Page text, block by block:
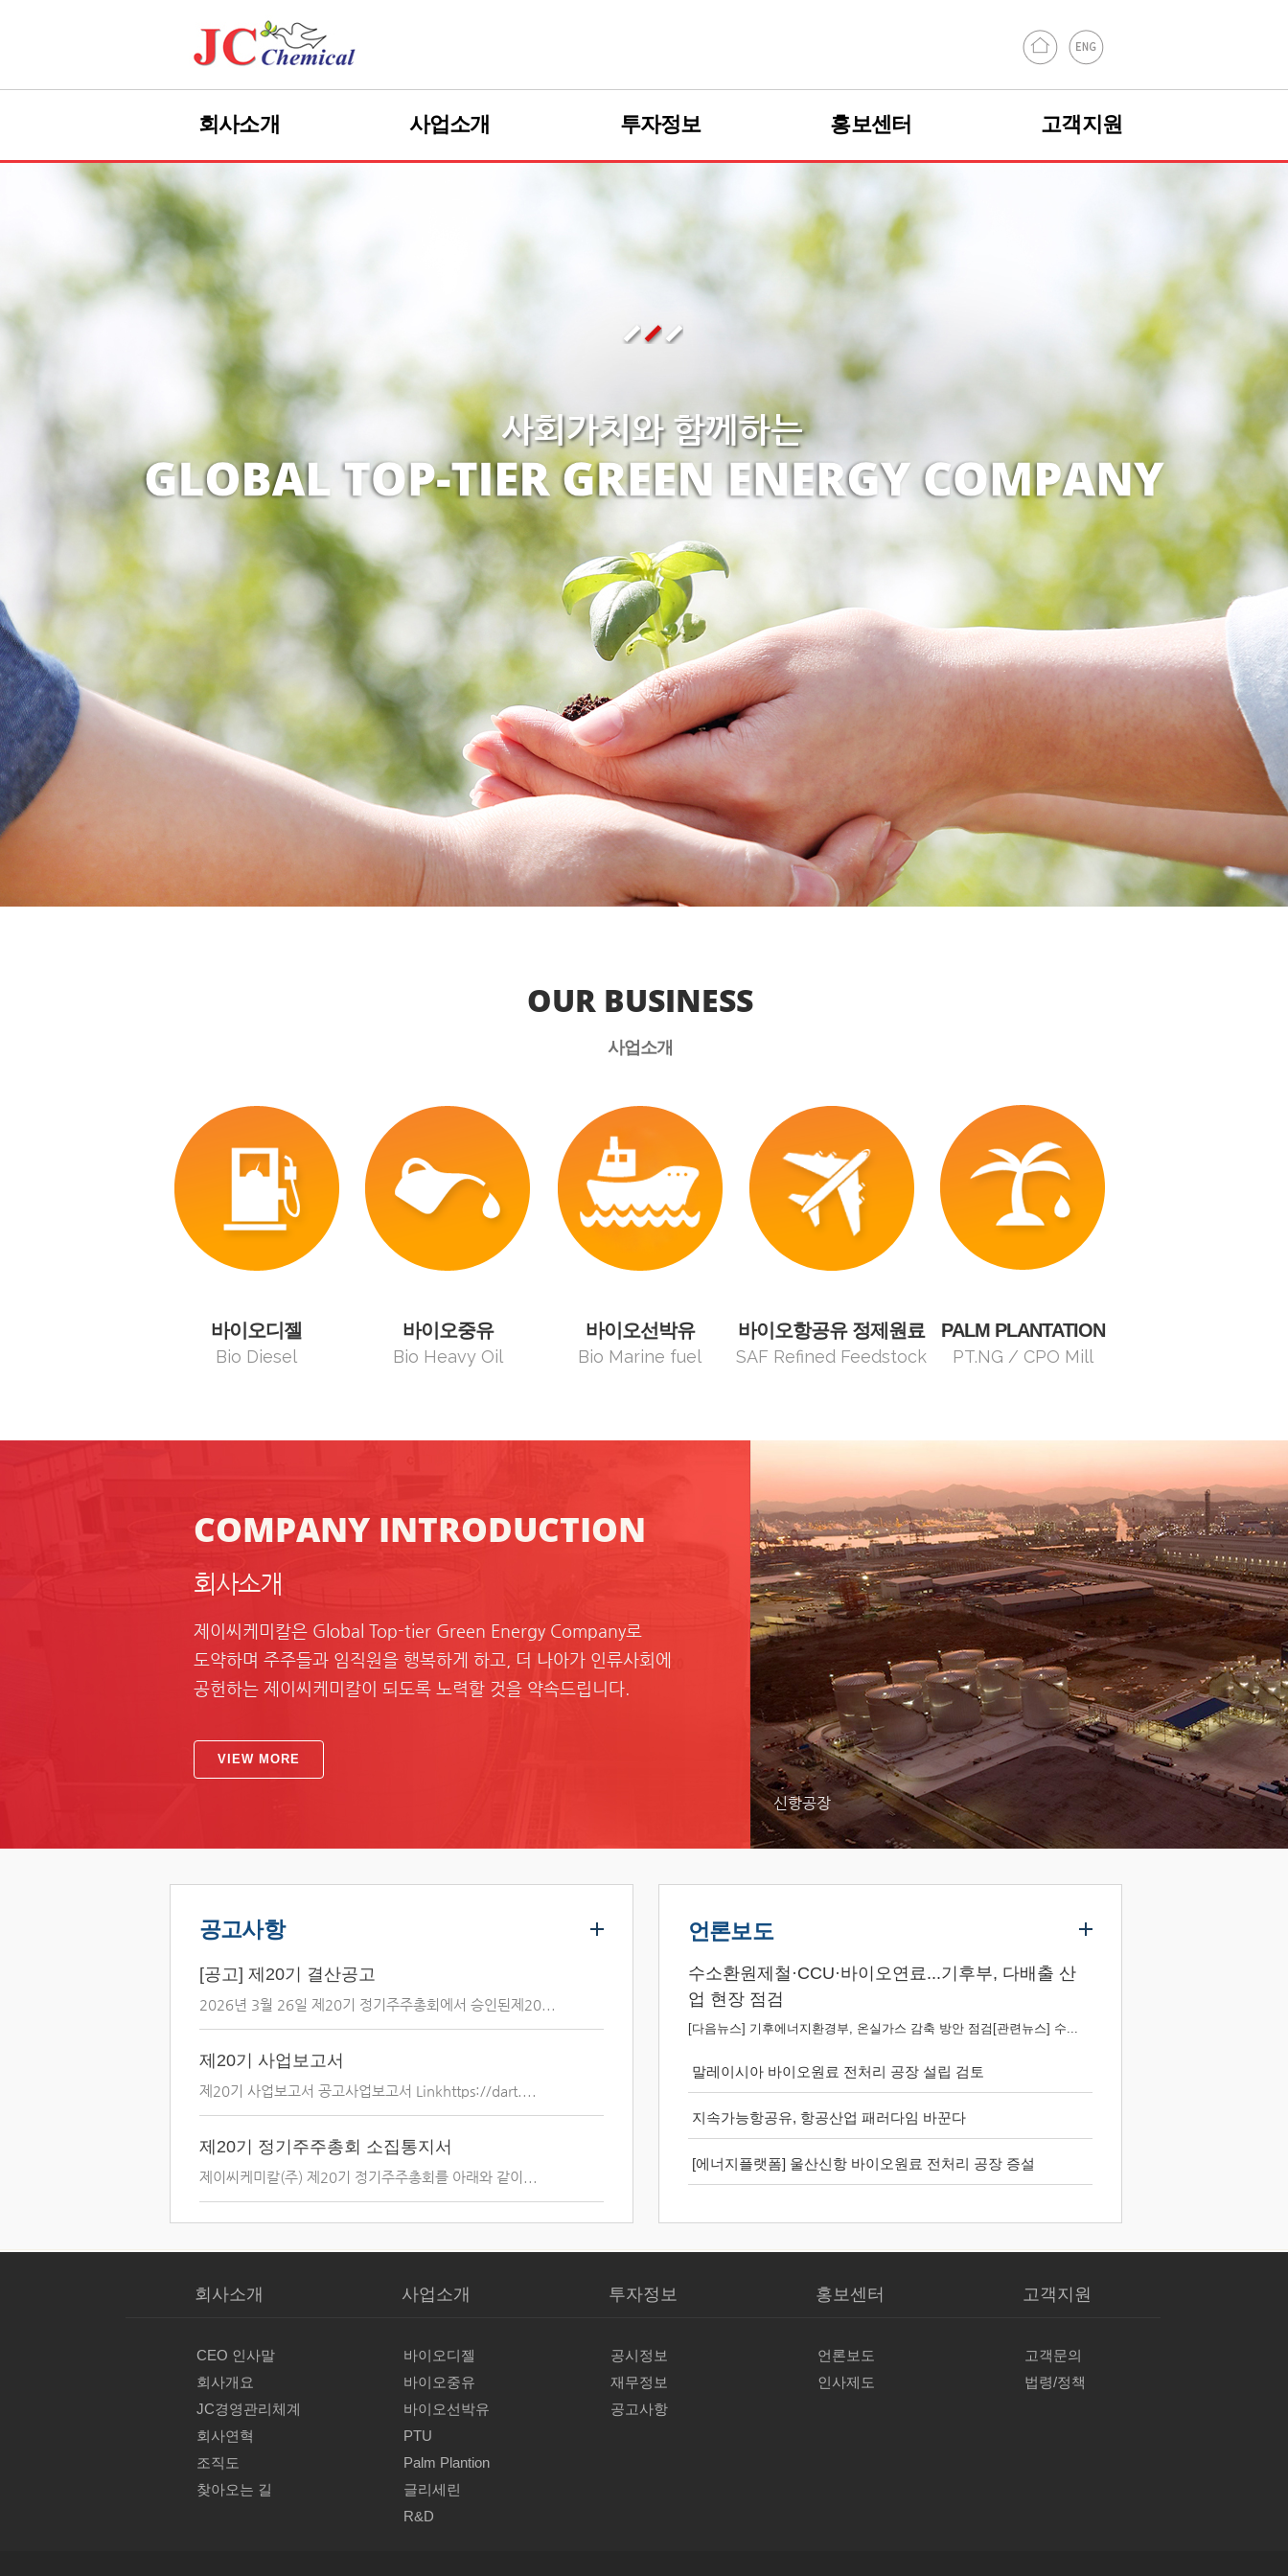
COMPANY INTRODUCTION
회사소개
제이씨케미칼은 Global Top-tier Green Energy Company로
도약하며 주주들과 임직원을 행복하게 하고, 더 나아가 인류사회에
공헌하는 제이씨케미칼이 되도록 노력할 것을 약속드립니다.
VIEW MORE
신항공장
OUR BUSINESS
사업소개
바이오디젤
Bio Diesel
바이오중유
Bio Heavy Oil
바이오선박유
Bio Marine fuel
바이오항공유 정제원료
SAF Refined Feedstock
PALM PLANTATION
PT.NG / CPO Mill
사회가치와 함께하는
회사소개
CEO 인사말
회사개요
JC경영관리체계
회사연혁
조직도
찾아오는 길
사업소개
R&D
투자정보
공고사항
홍보센터
인사제도
고객지원
공고사항
[공고] 제20기 결산공고
2026년 3월 26일 제20기 정기주주총회에서 승인된제20...
제20기 사업보고서
제20기 사업보고서 공고사업보고서 Linkhttps://dart....
제20기 정기주주총회 소집통지서
제이씨케미칼(주) 제20기 정기주주총회를 아래와 같이...
언론보도
수소환원제철·CCU·바이오연료...기후부, 다배출 산
업 현장 점검
[다음뉴스] 기후에너지환경부, 온실가스 감축 방안 점검[관련뉴스] 수...
말레이시아 바이오원료 전처리 공장 설립 검토
지속가능항공유, 항공산업 패러다임 바꾼다
[에너지플랫폼] 울산신항 바이오원료 전처리 공장 증설